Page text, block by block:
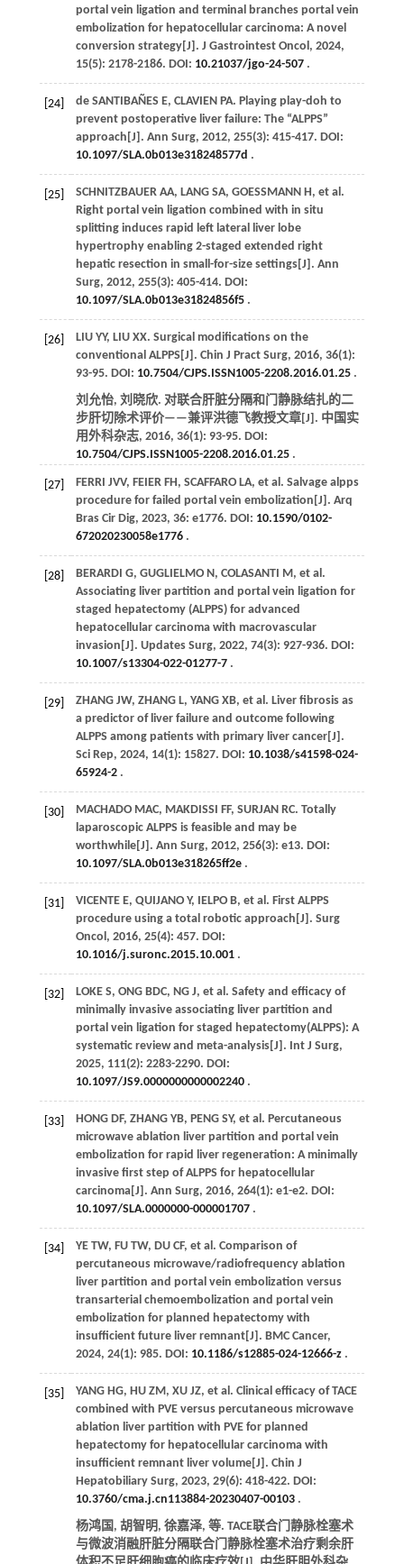
portal vein ligation and terminal branches portal vein
embolization for hepatocellular carcinoma: A novel
conversion strategy[J]. J Gastrointest Oncol , 2024,
15(5): 2178-2186. DOI: 10.21037/jgo-24-507.
[24] de SANTIBAÑES E, CLAVIEN PA. Playing play-doh to
prevent postoperative liver failure: The “ALPPS”
approach[J]. Ann Surg, 2012, 255(3): 415-417. DOI:
10.1097/SLA.0b013e318248577d .
[25] SCHNITZBAUER AA, LANG SA, GOESSMANN H , et al .
Right portal vein ligation combined with in situ
splitting induces rapid left lateral liver lobe
hypertrophy enabling 2-staged extended right
hepatic resection in small-for-size settings[J]. Ann
Surg, 2012, 255(3): 405-414. DOI:
10.1097/SLA.0b013e31824856f5.
[26] LIU YY, LIU XX. Surgical modifications on the
conventional ALPPS[J]. Chin J Pract Surg, 2016, 36(1):
93-95. DOI: 10.7504/CJPS.ISSN1005-2208.2016.01.25.
刘允怡, 刘晓欣. 对联合肝脏分隔和门静脉结扎的二
步肝切除术评价——兼评洪德飞教授文章[J]. 中国实
用外科杂志, 2016, 36(1): 93-95. DOI:
10.7504/CJPS.ISSN1005-2208.2016.01.25.
[27] FERRI JVV, FEIER FH , SCAFFARO LA, et al . Salvage alpps
procedure for failed portal vein embolization[J]. Arq
Bras Cir Dig, 2023, 36: e1776. DOI: 10.1590/0102-
672020230058e1776.
[28] BERARDI G, GUGLIELMO N , COLASANTI M , et al .
Associating liver partition and portal vein ligation for
staged hepatectomy (ALPPS) for advanced
hepatocellular carcinoma with macrovascular
invasion[J]. Updates Surg, 2022, 74(3): 927-936. DOI:
10.1007/s13304-022-01277-7.
[29] ZHANG JW, ZHANG L, YANG XB, et al . Liver fibrosis as
a predictor of liver failure and outcome following
ALPPS among patients with primary liver cancer[J].
Sci Rep, 2024, 14(1): 15827. DOI: 10.1038/s41598-024-
65924-2.
[30] MACHADO MAC, MAKDISSI FF, SURJAN RC. Totally
laparoscopic ALPPS is feasible and may be
worthwhile[J]. Ann Surg, 2012, 256(3): e13. DOI:
10.1097/SLA.0b013e318265ff2e.
[31] VICENTE E, QUIJANO Y, IELPO B, et al . First ALPPS
procedure using a total robotic approach[J]. Surg
Oncol , 2016, 25(4): 457. DOI:
10.1016/j.suronc.2015.10.001.
[32] LOKE S, ONG BDC, NG J, et al . Safety and efficacy of
minimally invasive associating liver partition and
portal vein ligation for staged hepatectomy(ALPPS): A
systematic review and meta-analysis[J]. Int J Surg,
2025, 111(2): 2283-2290. DOI:
10.1097/JS9.0000000000002240.
[33] HONG DF, ZHANG YB, PENG SY, et al . Percutaneous
microwave ablation liver partition and portal vein
embolization for rapid liver regeneration: A minimally
invasive first step of ALPPS for hepatocellular
carcinoma[J]. Ann Surg, 2016, 264(1): e1-e2. DOI:
10.1097/SLA.0000000-000001707.
[34] YE TW, FU TW, DU CF, et al . Comparison of
percutaneous microwave/radiofrequency ablation
liver partition and portal vein embolization versus
transarterial chemoembolization and portal vein
embolization for planned hepatectomy with
insufficient future liver remnant[J]. BMC Cancer,
2024, 24(1): 985. DOI: 10.1186/s12885-024-12666-z.
[35] YANG HG, HU ZM , XU JZ, et al . Clinical efficacy of TACE
combined with PVE versus percutaneous microwave
ablation liver partition with PVE for planned
hepatectomy for hepatocellular carcinoma with
insufficient remnant liver volume[J]. Chin J
Hepatobiliary Surg, 2023, 29(6): 418-422. DOI:
10.3760/cma.j.cn113884-20230407-00103.
杨鸿国, 胡智明, 徐嘉泽, 等. TACE联合门静脉栓塞术
与微波消融肝脏分隔联合门静脉栓塞术治疗剩余肝